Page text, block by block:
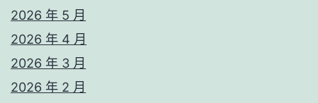
2026 年 5 月
2026 年 4 月
2026 年 3 月
2026 年 2 月